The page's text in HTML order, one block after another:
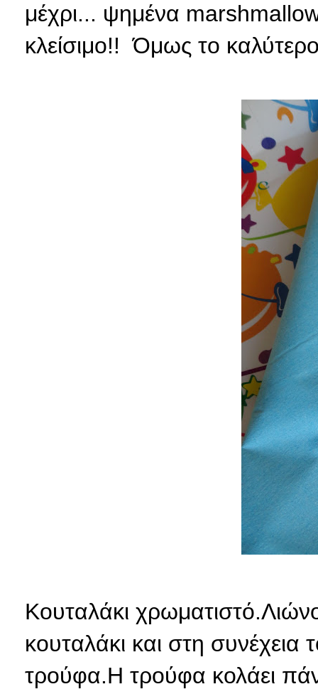
μέχρι... ψημένα
κλείσιμο!! Όμως το
Κουταλάκι
κουταλάκι και στη
τρούφα.Η τρούφα κολάει